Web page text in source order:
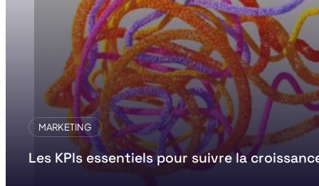
MARKETING
Les KPIs essentiels pour suivre la